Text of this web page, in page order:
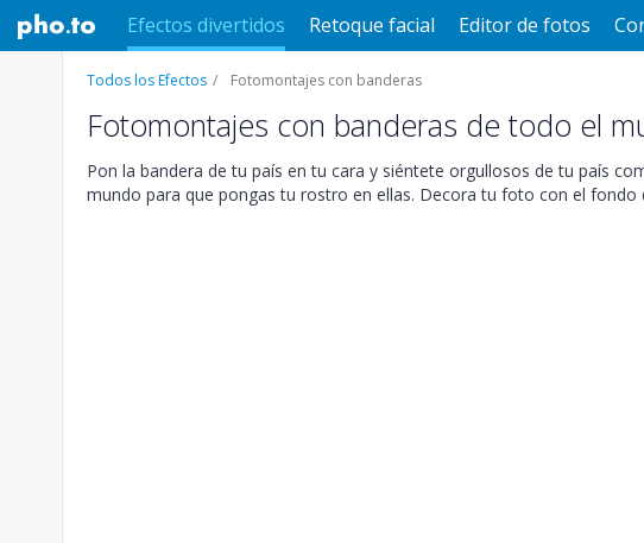
Efectos divertidos Retoque facial Editor de fotos
Todos los Efectos Fotomontajes con banderas
Fotomontajes con banderas de todo el
Pon la bandera de tu país en tu cara y siéntete orgullosos de tu país
mundo para que pongas tu rostro en ellas. Decora tu foto con el fondo